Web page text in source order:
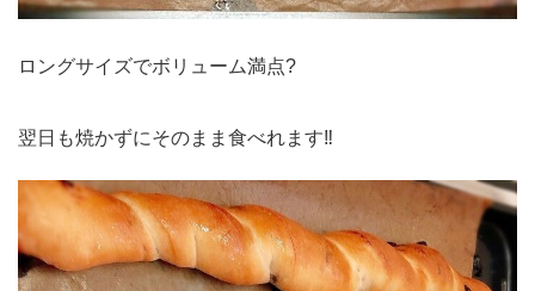
ロングサイズでボリューム満点?
翌日も焼かずにそのまま食べれます‼️